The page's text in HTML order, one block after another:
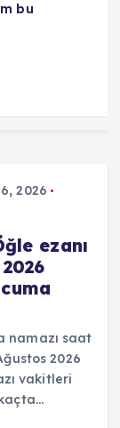
bu
2026
ezanı
namazı saat
2026
vakitleri